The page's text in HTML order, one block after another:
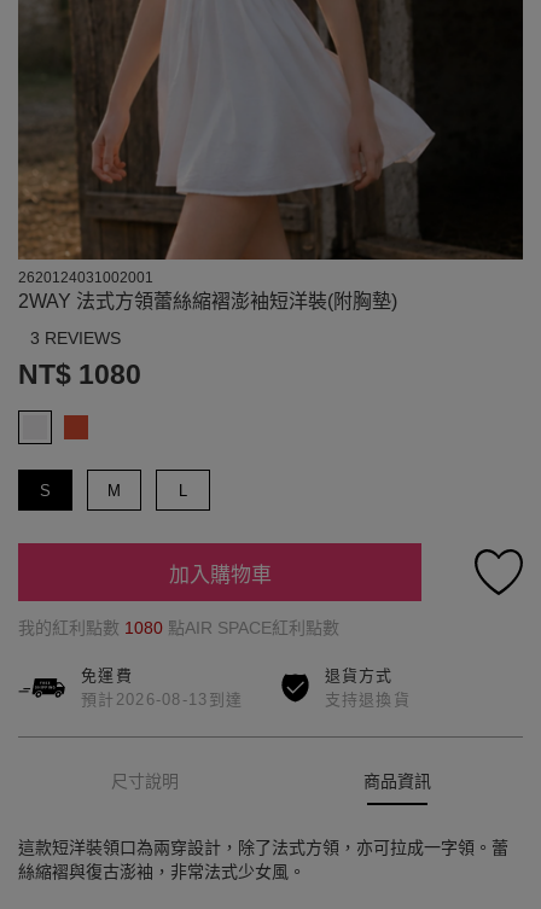
2620124031002001
2WAY 法式方領蕾絲縮褶澎袖短洋裝(附胸墊)
3 REVIEWS
NT$ 1080
S M L
加入購物車
我的紅利點數 1080 點AIR SPACE紅利點數
免運費
預計2026-08-13到達
退貨方式
支持退換貨
尺寸說明 商品資訊
這款短洋裝領口為兩穿設計，除了法式方領，亦可拉成一字領。蕾
絲縮褶與復古澎袖，非常法式少女風。